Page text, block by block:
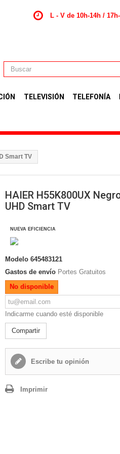
L - V de 10h-14h /
TELEVISIÓN TELEFONÍA
Smart TV
HAIER H55K800UX
UHD Smart TV
NUEVA EFICIENCIA
Modelo 645483121
Gastos de envío Portes Gratuitos
No disponible
Indicarme cuando esté disponible
Compartir
Escribe tu opinión
Imprimir